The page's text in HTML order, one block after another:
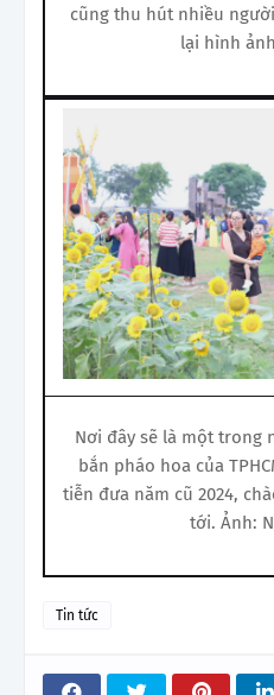
cũng thu hút nhiều
lại hình
Nơi đây sẽ là một trong
bắn pháo hoa của
tiễn đưa năm cũ 2024,
tới. Ảnh:
Tin tức